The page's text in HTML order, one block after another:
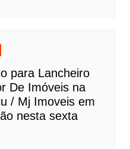
para Lancheiro
De Imóveis na
/ Mj Imoveis em
nesta sexta